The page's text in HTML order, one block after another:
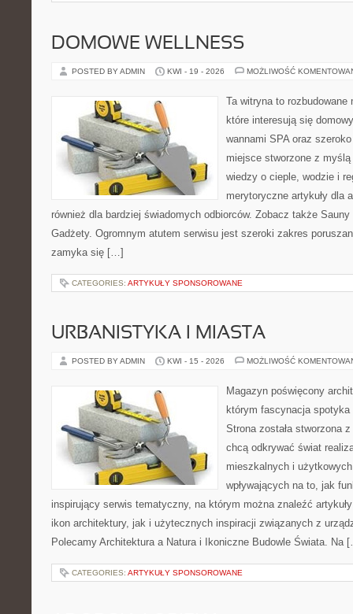
DOMOWE WELLNESS
POSTED BY ADMIN KWI - 19 - 2026 MOŻLIWOŚĆ
Ta witryna to
które interesują się
wannami SPA oraz
miejsce stworzone z
wiedzy o cieple, wodzie i
merytoryczne artykuły dla
również dla bardziej świadomych odbiorców. Zobacz także
Gadżety. Ogromnym atutem serwisu jest szeroki zakres
zamyka się […]
CATEGORIES: ARTYKUŁY SPONSOROWANE
URBANISTYKA I MIASTA
POSTED BY ADMIN KWI - 15 - 2026 MOŻLIWOŚĆ
Magazyn poświęcony
którym fascynacja
Strona została stworzona
chcą odkrywać świat
mieszkalnych i
wpływających na to, jak
inspirujący serwis tematyczny, na którym można znaleźć
ikon architektury, jak i użytecznych inspiracji związanych z
Polecamy Architektura a Natura i Ikoniczne Budowle Świata. Na
CATEGORIES: ARTYKUŁY SPONSOROWANE